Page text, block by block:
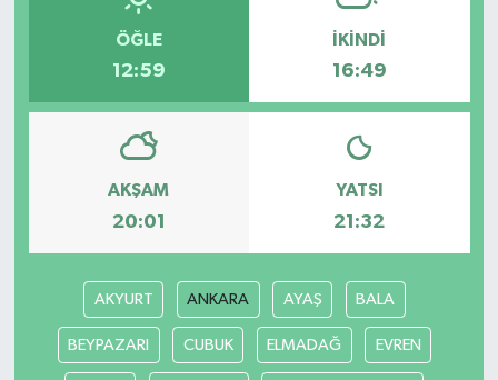
ÖĞLE
12:59
İKINDI
16:49
AKŞAM
20:01
YATSI
21:32
AKYURT ANKARA AYAŞ BALA
BEYPAZARI CUBUK ELMADAĞ EVREN